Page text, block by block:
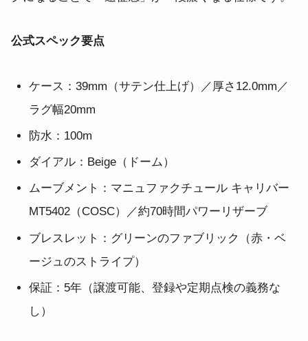
公式スペック要点
ケース：39mm（サテン仕上げ）／厚さ12.0mm／
ラグ幅20mm
防水：100m
ダイアル：Beige（ドーム）
ムーブメント：マニュファクチュール キャリバー
MT5402（COSC）／約70時間パワーリザーブ
ブレスレット：グリーンのファブリック（赤・ベ
ージュのストライプ）
保証：5年（譲渡可能、登録や定期点検の義務な
し）